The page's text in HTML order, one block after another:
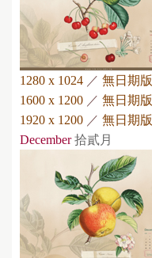
1280 x 1024 ／ 無日期版
1600 x 1200 ／ 無日期版
1920 x 1200 ／ 無日期版
December拾貳月